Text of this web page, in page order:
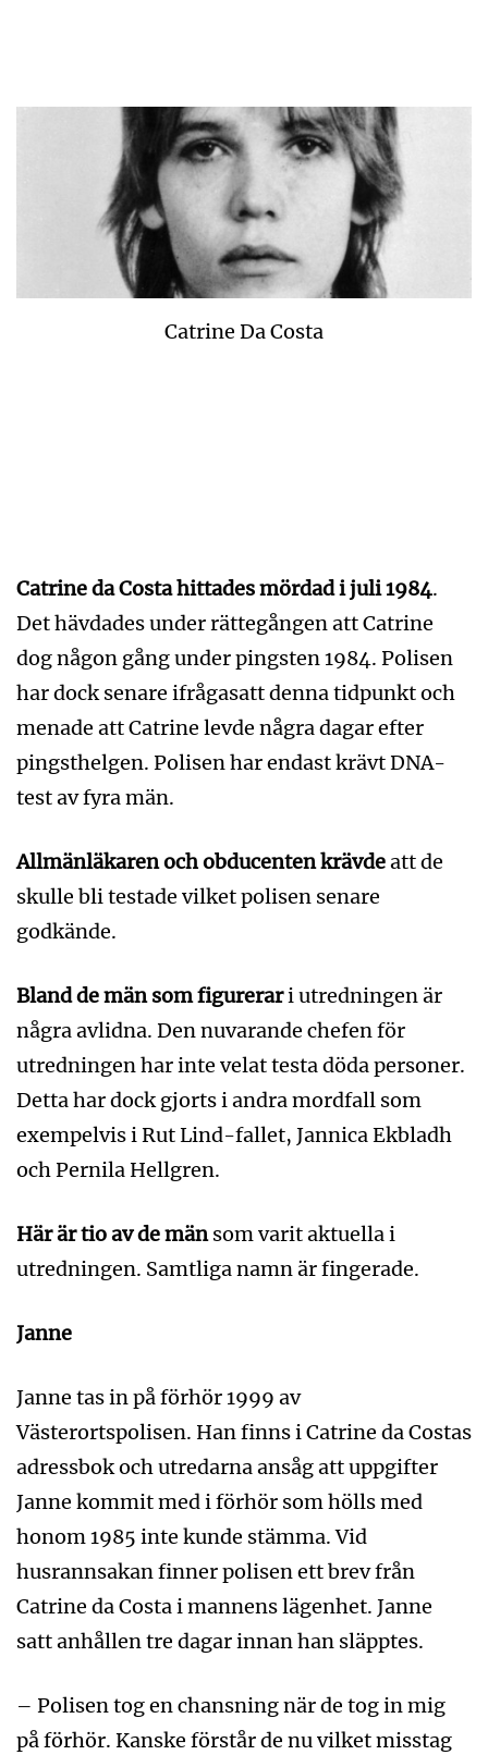
Catrine Da Costa
Catrine da Costa hittades mördad i juli 1984.
Det hävdades under rättegången att Catrine
dog någon gång under pingsten 1984. Polisen
har dock senare ifrågasatt denna tidpunkt och
menade att Catrine levde några dagar efter
pingsthelgen. Polisen har endast krävt DNA-
test av fyra män.
Allmänläkaren och obducenten krävdeatt de
skulle bli testade vilket polisen senare
godkände.
Bland de män som figurerari utredningen är
några avlidna. Den nuvarande chefen för
utredningen har inte velat testa döda personer.
Detta har dock gjorts i andra mordfall som
exempelvis i Rut Lind-fallet, Jannica Ekbladh
och Pernila Hellgren.
Här är tio av de mänsom varit aktuella i
utredningen. Samtliga namn är fingerade.
Janne
Janne tas in på förhör 1999 av
Västerortspolisen. Han finns i Catrine da Costas
adressbok och utredarna ansåg att uppgifter
Janne kommit med i förhör som hölls med
honom 1985 inte kunde stämma. Vid
husrannsakan finner polisen ett brev från
Catrine da Costa i mannens lägenhet. Janne
satt anhållen tre dagar innan han släpptes.
– Polisen tog en chansning när de tog in mig
på förhör. Kanske förstår de nu vilket misstag